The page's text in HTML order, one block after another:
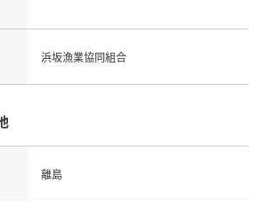
浜坂漁業協同組合
離島